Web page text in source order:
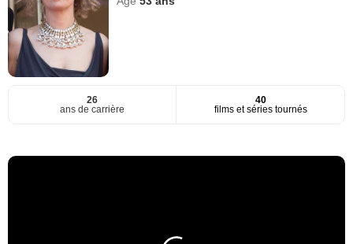
26
ans de carrière
40
films et séries tournés